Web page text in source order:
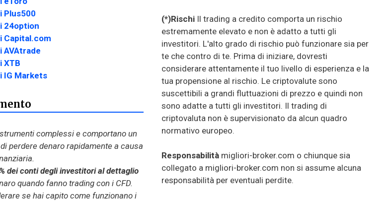
Plus500
24option
Capital.com
AVAtrade
XTB
IG Markets
complessi e comportano un
perdere denaro rapidamente a causa
dei conti degli investitori al dettaglio
quando fanno trading con i CFD.
se hai capito come funzionano i
(*)Rischi Il trading a credito comporta un rischio
estremamente elevato e non è adatto a tutti gli
investitori. L'alto grado di rischio può funzionare sia per
te che contro di te. Prima di iniziare, dovresti
considerare attentamente il tuo livello di esperienza e la
tua propensione al rischio. Le criptovalute sono
suscettibili a grandi fluttuazioni di prezzo e quindi non
sono adatte a tutti gli investitori. Il trading di
criptovaluta non è supervisionato da alcun quadro
normativo europeo.
Responsabilità migliori-broker.com o chiunque sia
collegato a migliori-broker.com non si assume alcuna
responsabilità per eventuali perdite.